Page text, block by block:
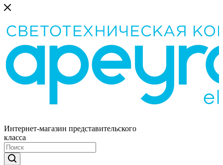
Интернет-магазин представительского
класса